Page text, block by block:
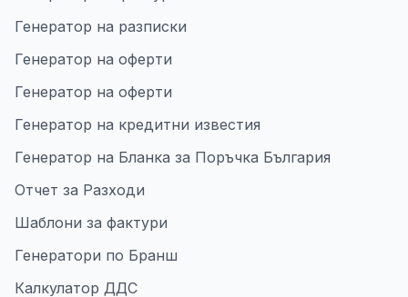
Генератор на разписки
Генератор на оферти
Генератор на оферти
Генератор на кредитни известия
Генератор на Бланка за Поръчка България
Отчет за Разходи
Шаблони за фактури
Генератори по Бранш
Калкулатор ДДС